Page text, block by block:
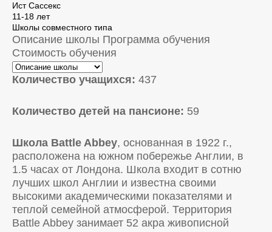
Ист Сассекс
11-18 лет
Школы совместного типа
Описание школы Программа обучения
Стоимость обучения
Количество учащихся: 437
Количество детей на пансионе: 59
Школа Battle Abbey, основанная в 1922 г.,
расположена на южном побережье Англии, в
1.5 часах от Лондона. Школа входит в сотню
лучших школ Англии и известна своими
высокими академическими показателями и
теплой семейной атмосферой. Территория
Battle Abbey занимает 52 акра живописной